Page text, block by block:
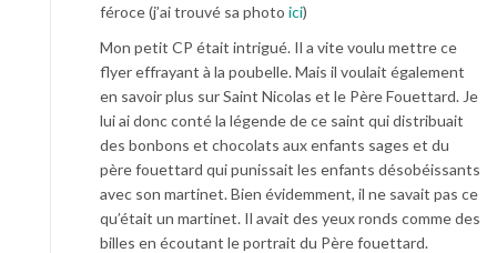
féroce (j’ai trouvé sa photo ici)
Mon petit CP était intrigué. Il a vite voulu mettre ce
flyer effrayant à la poubelle. Mais il voulait également
en savoir plus sur Saint Nicolas et le Père Fouettard. Je
lui ai donc conté la légende de ce saint qui distribuait
des bonbons et chocolats aux enfants sages et du
père fouettard qui punissait les enfants désobéissants
avec son martinet. Bien évidemment, il ne savait pas ce
qu’était un martinet. Il avait des yeux ronds comme des
billes en écoutant le portrait du Père fouettard.